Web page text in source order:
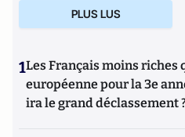
PLUS LUS
1Les Français moins riches
européenne pour la 3e
ira le grand déclassement